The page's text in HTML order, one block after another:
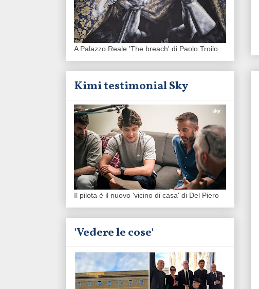
A Palazzo Reale 'The breach' di Paolo Troilo
Kimi testimonial Sky
Il pilota è il nuovo 'vicino di casa' di Del Piero
'Vedere le cose'